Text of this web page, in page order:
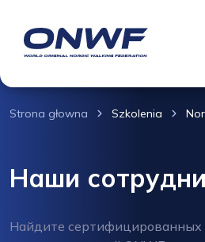
Strona głowna Szkolenia
Наши
Найдите сертифицированных